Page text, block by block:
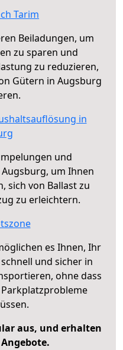
Tarim
Beiladungen, um
zu sparen und
zu reduzieren,
Gütern in Augsburg
in
und
um Ihnen
sich von Ballast zu
zu erleichtern.
es Ihnen, Ihr
und sicher in
ohne dass
aus, und erhalten